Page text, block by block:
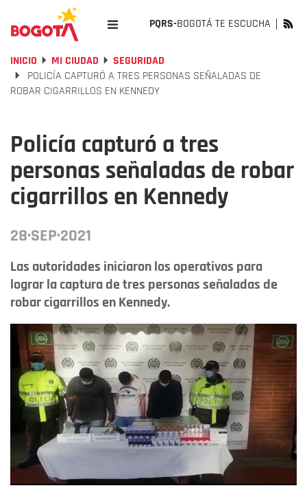
PQRS-BOGOTÁ TE ESCUCHA
INICIO MI CIUDAD
SEGURIDAD
POLICÍA CAPTURÓ A TRES PERSONAS SEÑALADAS DE
ROBAR CIGARRILLOS EN KENNEDY
Policía capturó a tres
personas señaladas de robar
cigarrillos en Kennedy
28·SEP·2021
Las autoridades iniciaron los operativos para
lograr la captura de tres personas señaladas de
robar cigarrillos en Kennedy.